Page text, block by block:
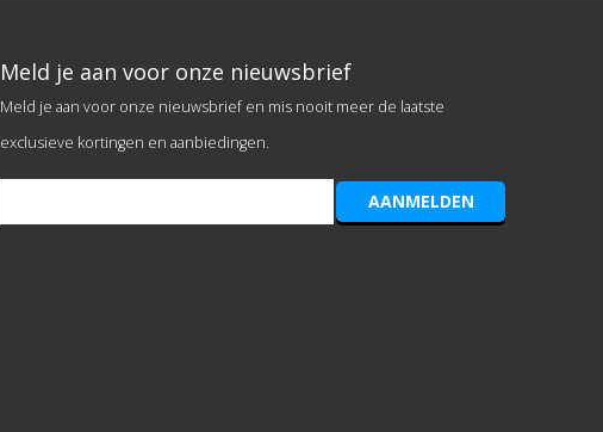
Meld je aan voor onze nieuwsbrief
Meld je aan voor onze nieuwsbrief en mis nooit meer de laatste
exclusieve kortingen en aanbiedingen.
AANMELDEN